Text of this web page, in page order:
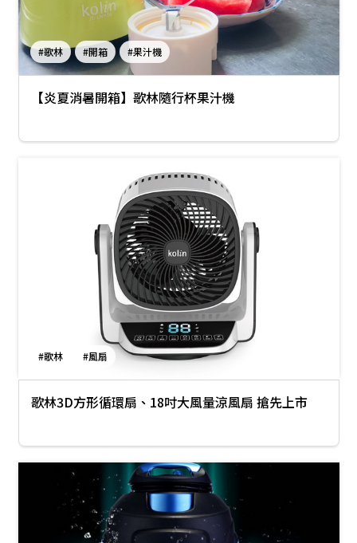
#歌林 #開箱 #果汁機
【炎夏消暑開箱】歌林隨行杯果汁機
#歌林 #風扇
歌林3D方形循環扇、18吋大風量涼風扇 搶先上市